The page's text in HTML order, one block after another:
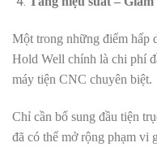
Một trong những điểm hấp
Hold Well chính là chi phí
máy tiện CNC chuyên biệt.
Chỉ cần bổ sung đầu tiện
đã có thể mở rộng phạm vi